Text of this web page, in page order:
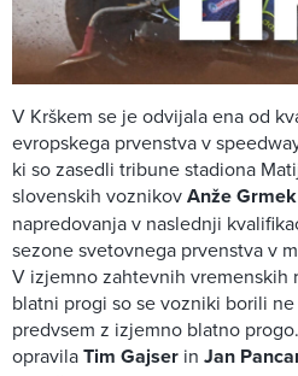
V Krškem se je odvijala ena od
evropskega prvenstva v
ki so zasedli tribune stadiona
slovenskih voznikovAnže Grmek
napredovanja v naslednji
sezone svetovnega prvenstva v
V izjemno zahtevnih vremenskih
blatni progi so se vozniki borili
predvsem z izjemno blatno
opravilaTim Gajser in Jan